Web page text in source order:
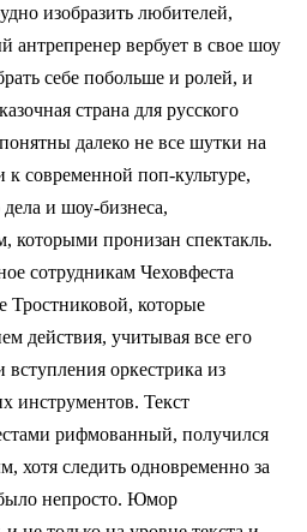
изобразить любителей,
вербует в свое шоу
себе побольше и ролей, и
страна для русского
далеко не все шутки на
к современной поп-культуре,
дела и шоу-бизнеса,
которыми пронизан спектакль.
сотрудникам Чеховфеста
которые
действия, учитывая все его
оркестрика из
инструментов. Текст
рифмованный, получился
хотя следить одновременно за
непросто. Юмор